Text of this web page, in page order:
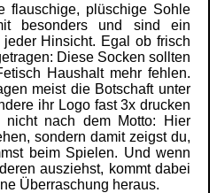
flauschige, plüschige Sohle
besonders und sind ein
Hinsicht. Egal ob frisch
Diese Socken sollten
Haushalt mehr fehlen.
meist die Botschaft unter
ihr Logo fast 3x drucken
nach dem Motto: Hier
sondern damit zeigst du,
beim Spielen. Und wenn
ausziehst, kommt dabei
Überraschung heraus.